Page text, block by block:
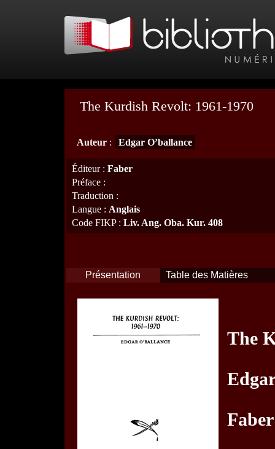
The Kurdish Revolt: 1961-1970
Auteur : Edgar O’ballance
Éditeur: Faber
Préface :
Traduction :
Langue : Anglais
Code FIKP: Liv. Ang. Oba. Kur. 408
Présentation Table des Matières
The